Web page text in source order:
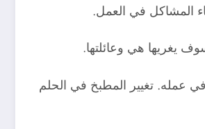
المشاكل في العمل.
يغريها هي وعائلتها.
عمله. تغيير المطبخ في الحلم